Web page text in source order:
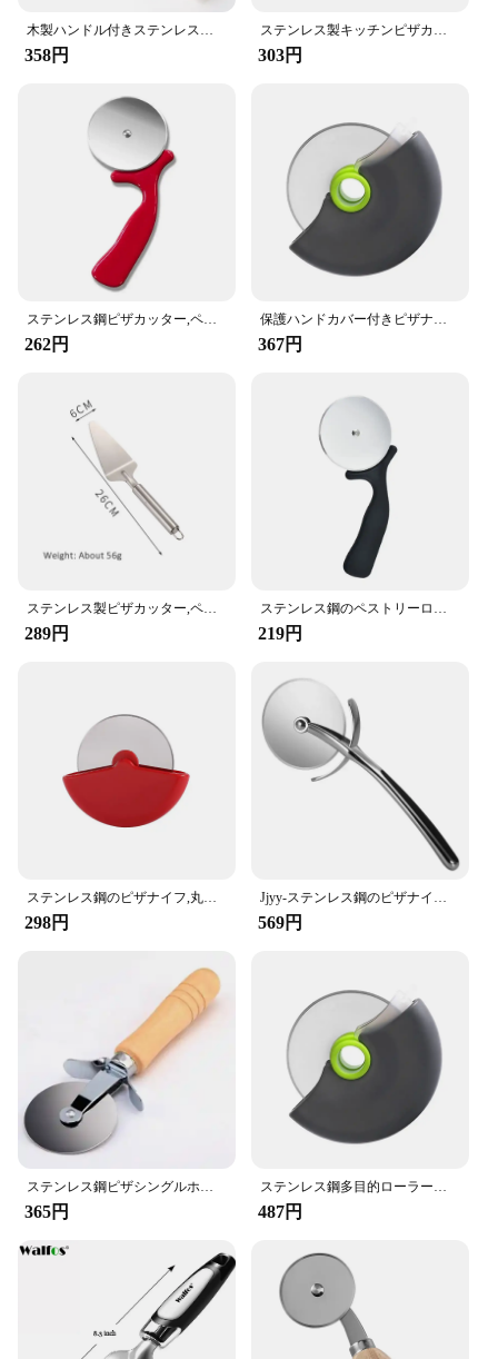
**Effortless Slicing and Safety**
Crafted from premium stainless steel, this pizza
edge that glides through pizza crusts, pastries, and
dough with ease. The ergonomic handle, designed
with a safety lock, ensures a secure grip and
prevents accidental cuts when stored. The
lightweight construction makes it easy to handle,
reducing hand fatigue during prolonged use. Its
compact size makes it a convenient addition to any
kitchen drawer or utensil holder.
**Versatile and Convenient**
Whether you're a professional chef or a home cook,
this pizza cutter is an indispensable tool for your
dough-based items. The stainless steel material is
not only rust-resistant but also easy to clean,
ensuring that it maintains its pristine condition over
time. The inclusion of a safety lock adds an extra
layer of safety, making it an ideal choice for
families with children or for commercial use where
safety is paramount.
Alike**
This pizza cutter is not just a tool; it's a statement of
professional chefs and home cooks, ensuring that
anyone can enjoy the precision and ease of slicing
with this essential kitchen utensil. Its stainless steel
construction guarantees longevity, while the sharp
blade ensures that each cut is clean and precise.
Whether you're a vendor looking to stock up on
high-quality kitchenware or a home cook seeking a
reliable tool for your culinary adventures, this
stainless steel pizza cutter is a must-have addition
木製ハンドル付きステンレス鋼ピザカッター,パスタ生地カッター,切削工具,調理器具,キッチンアクセサリー
358円
ステンレス製キッチンピザカッター、ホイールサーバーツール、月餅シャベル、手動生地スライサー、ワッフル、クッキー
303円
ステンレス鋼ピザカッター,ペストリーローラーカッター,ピザナイフ,クッキー,ケーキローラー,キッチンアクセサリー
262円
保護ハンドカバー付きピザナイフ、取り外し可能なドラム保護ハンドカッター、ステンレス鋼ペストリーカッター、新しいタイプ
367円
ステンレス製ピザカッター,ペストリーローラーカッター,ラウンドナイフ,ピザショベル,ケーキのシャベル,調理器具,キッチンアクセサリー
289円
ステンレス鋼のペストリーローラーカッター,ピザナイフ,クッキーカッター,ケーキローラー,ホイールシザー,ベーキング用品,キッチンアクセサリー
219円
ステンレス鋼のピザナイフ,丸いホイール,キッチンツール
298円
Jjyy-ステンレス鋼のピザナイフ、ケーキ、パン、パイ、ペストリー、生地用の丸いナイフ、ベーキングツール
569円
ステンレス鋼ピザシングルホイールカットツール直径 6.5 センチメートル家庭用ピザナイフケーキツールホイール使用ワッフルクッキー
365円
ステンレス鋼多目的ローラーカッター、ピザ、ケーキ、生地、スライスツール、ベーキング、鋭い刃のキッチンアクセサリー、ホイール
487円